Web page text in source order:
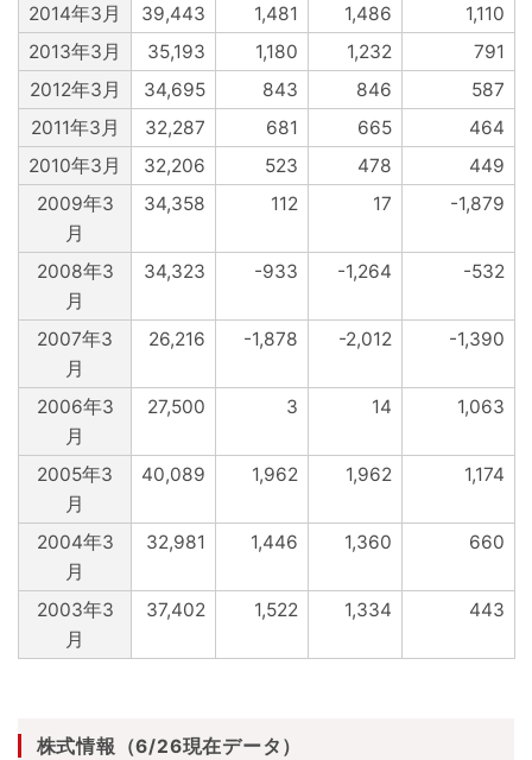
2014年3月
39,443 1,481 1,486
1,110
2013年3月
35,193 1,180 1,232
791
2012年3月
34,695 843 846
587
2011年3月
32,287 681 665
464
2010年3月
32,206 523 478
449
2009年3
月
34,358 112 17 -1,879
2008年3
月
34,323 -933 -1,264 -532
2007年3
月
26,216 -1,878 -2,012 -1,390
2006年3
月
27,500 3 14 1,063
2005年3
月
40,089 1,962 1,962 1,174
2004年3
月
32,981 1,446 1,360 660
2003年3
月
37,402 1,522 1,334 443
株式情報（6/26現在データ）